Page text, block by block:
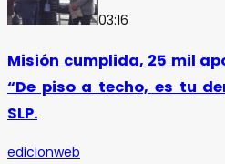
03:16
Misión cumplida, 25 mil
“De piso a techo, es tu
SLP.
edicionweb